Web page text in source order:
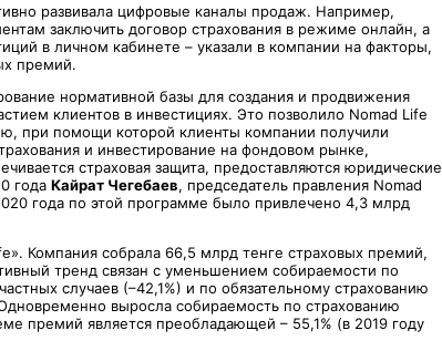
развивала цифровые каналы продаж. Например,
заключить договор страхования в режиме онлайн, а
в личном кабинете – указали в компании на факторы,
премий.
нормативной базы для создания и продвижения
клиентов в инвестициях. Это позволило Nomad Life
при помощи которой клиенты компании получили
и инвестирование на фондовом рынке,
страховая защита, предоставляются юридические
года Кайрат Чегебаев, председатель правления Nomad
года по этой программе было привлечено 4,3 млрд
Компания собрала 66,5 млрд тенге страховых премий,
тренд связан с уменьшением собираемости по
случаев (–42,1%) и по обязательному страхованию
выросла собираемость по страхованию
премий является преобладающей – 55,1% (в 2019 году